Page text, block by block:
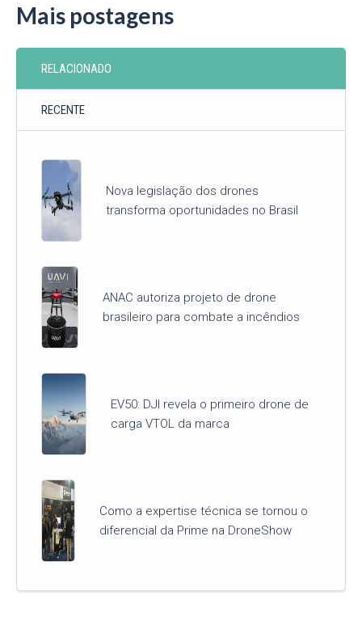
Mais postagens
RELACIONADO
RECENTE
Nova legislação dos drones
transforma oportunidades no Brasil
ANAC autoriza projeto de drone
brasileiro para combate a incêndios
EV50: DJI revela o primeiro drone de
carga VTOL da marca
Como a expertise técnica se tornou o
diferencial da Prime na DroneShow